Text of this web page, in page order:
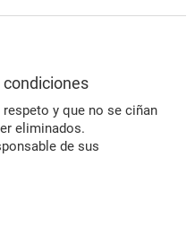
y que no se ciñan
eliminados.
de sus